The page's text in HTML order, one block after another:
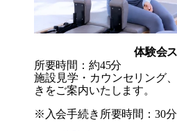
体験会
所要時間：約45分
施設見学・カウンセリング
きをご案内いたします。
※入会手続き所要時間：30